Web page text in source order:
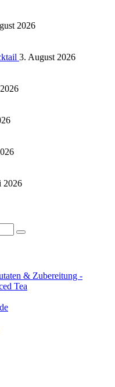
2026
3. August 2026
2026
& Zubereitung -
Tea